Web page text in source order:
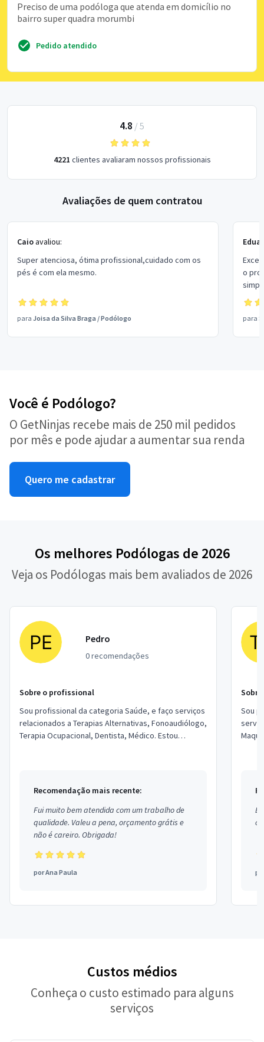
Preciso de uma podóloga que atenda em domicílio no
bairro super quadra morumbi
Pedido atendido
4.8 / 5
4221 clientes avaliaram nossos profissionais
Avaliações de quem contratou
Caioavaliou:
Super atenciosa, ótima profissional,cuidado com os
pés é com ela mesmo.
para Joisa da Silva Braga /Podólogo
o
💕
para
Você é Podólogo?
O GetNinjas recebe mais de 250 mil pedidos
por mês e pode ajudar a aumentar sua renda
Quero me cadastrar
Os melhores Podólogas de 2026
Veja os Podólogas mais bem avaliados de 2026
Pedro
0 recomendações
Sobre o profissional
Sou profissional da categoria Saúde, e faço serviços
relacionados a Terapias Alternativas, Fonoaudiólogo,
Terapia Ocupacional, Dentista, Médico. Estou
Recomendação mais recente:
Fui muito bem atendida com um trabalho de
qualidade. Valeu a pena, orçamento grátis e
não é careiro. Obrigada!
porAna Paula
Sou
Custos médios
Conheça o custo estimado para alguns
serviços